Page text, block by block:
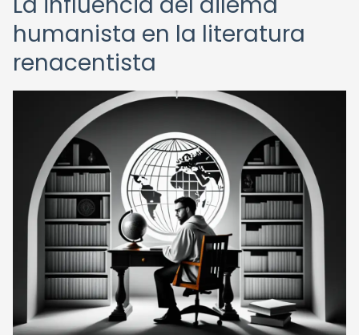
humanista en la literatura
renacentista